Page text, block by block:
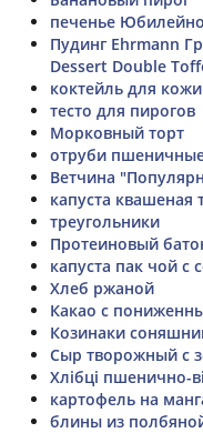
печенье
Пудинг Ehrmann
Dessert Double
коктейль для кожи
тесто для пирогов
Морковный торт
отруби
Ветчина
капуста квашеная
треугольники
Протеиновый
капуста пак чой с
Хлеб ржаной
Какао с
Козинаки
Сыр творожный с
Хлібці пшенично-
картофель на
блины из